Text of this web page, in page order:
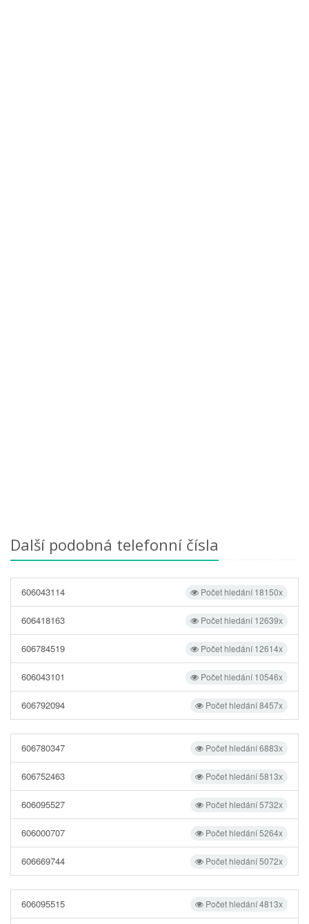
Další podobná telefonní čísla
Počet hledání 18150x
606043114
Počet hledání 12639x
606418163
Počet hledání 12614x
606784519
Počet hledání 10546x
606043101
Počet hledání 8457x
606792094
Počet hledání 6883x
606780347
Počet hledání 5813x
606752463
Počet hledání 5732x
606095527
Počet hledání 5264x
606000707
Počet hledání 5072x
606669744
Počet hledání 4813x
606095515